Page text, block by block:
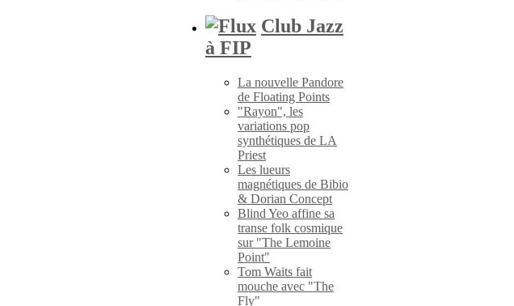
Club Jazz
à FIP
La nouvelle Pandore
de Floating Points
"Rayon", les
variations pop
synthétiques de LA
Priest
Les lueurs
magnétiques de Bibio
& Dorian Concept
Blind Yeo affine sa
transe folk cosmique
sur "The Lemoine
Point"
Tom Waits fait
mouche avec "The
Fly"